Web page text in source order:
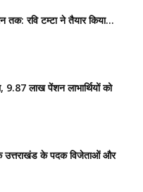
तक: रवि टम्टा ने तैयार किया...
9.87 लाख पेंशन लाभार्थियों को
उत्तराखंड के पदक विजेताओं और